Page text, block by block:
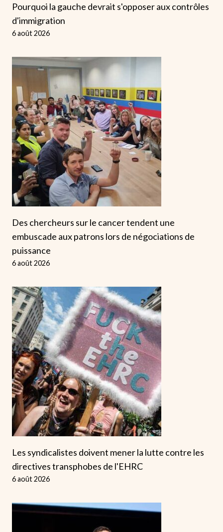
Pourquoi la gauche devrait s'opposer aux contrôles
d'immigration
6 août 2026
Des chercheurs sur le cancer tendent une
embuscade aux patrons lors de négociations de
puissance
6 août 2026
Les syndicalistes doivent mener la lutte contre les
directives transphobes de l'EHRC
6 août 2026